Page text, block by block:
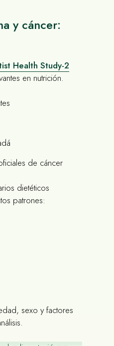
y cáncer:
Health Study-2
en nutrición.
de cáncer
dietéticos
patrones:
sexo y factores